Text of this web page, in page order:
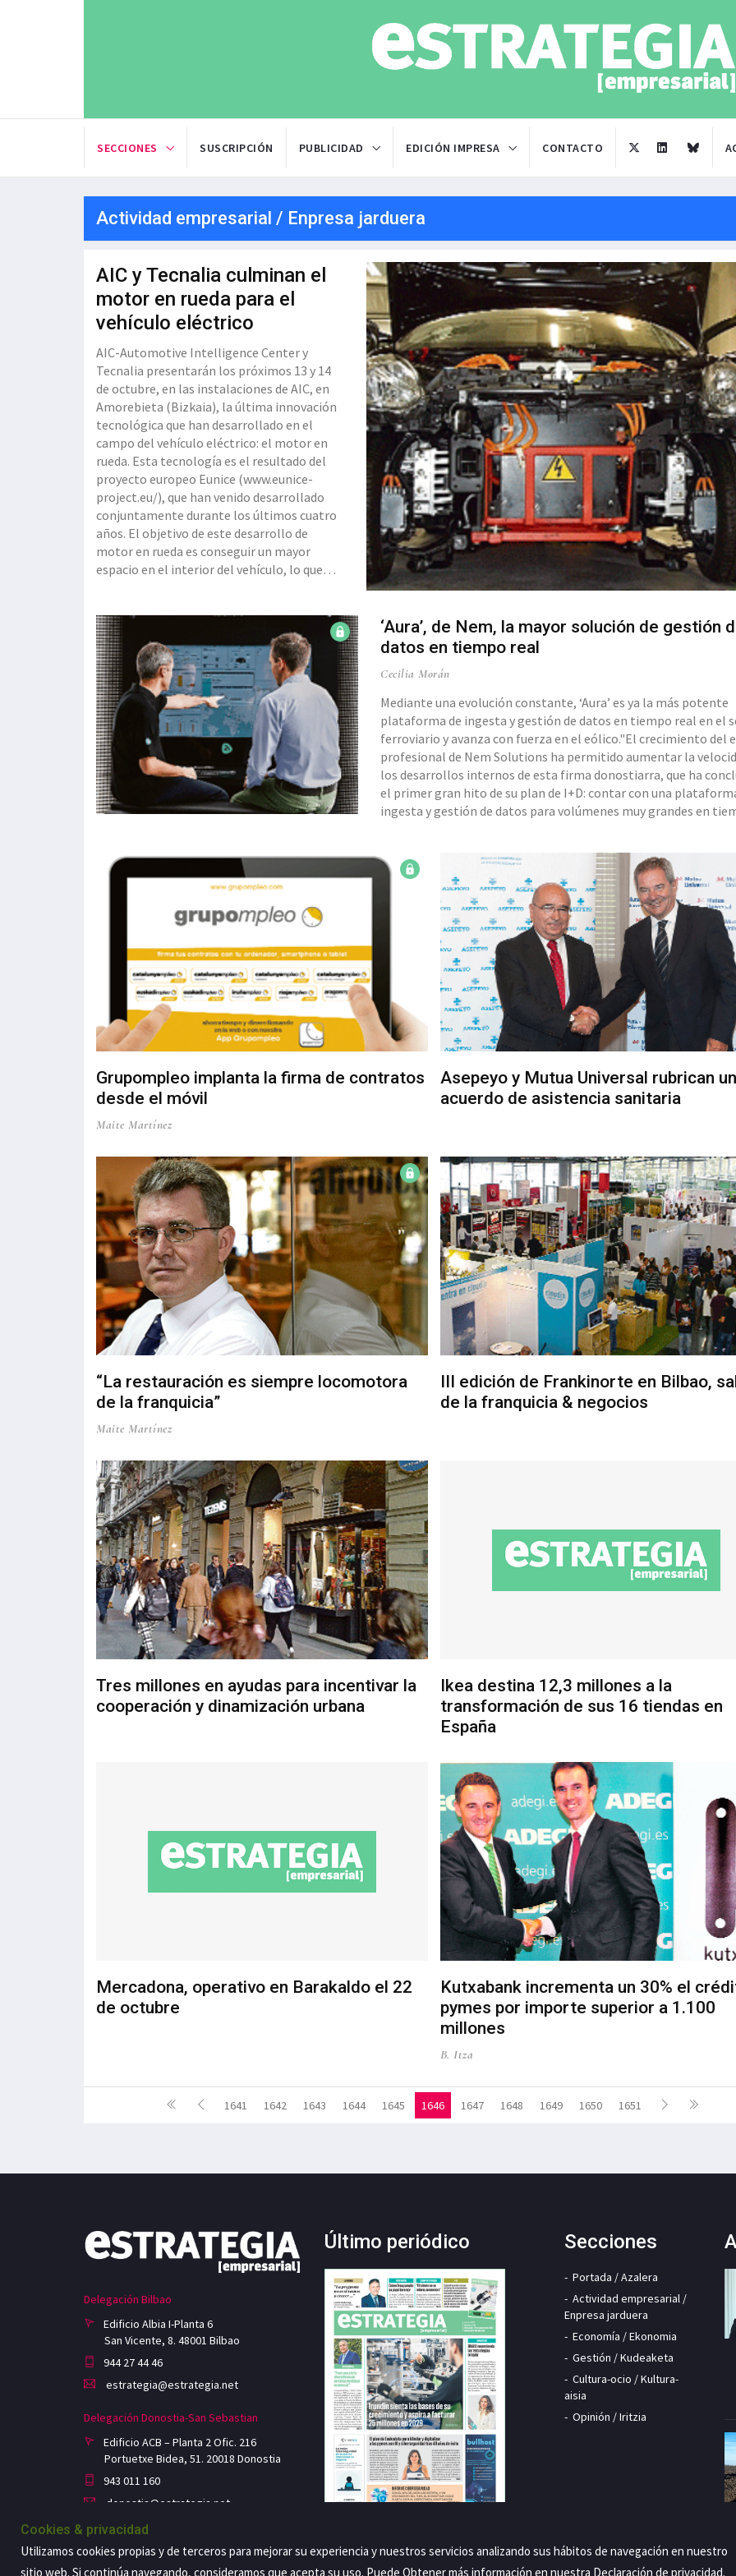
SECCIONES SUSCRIPCIÓN PUBLICIDAD EDICIÓN IMPRESA CONTACTO
Actividad empresarial / Enpresa jarduera
AIC y Tecnalia culminan el
motor en rueda para el
vehículo eléctrico
AIC-Automotive Intelligence Center y
Tecnalia presentarán los próximos 13 y 14
de octubre, en las instalaciones de AIC, en
Amorebieta (Bizkaia), la última innovación
tecnológica que han desarrollado en el
campo del vehículo eléctrico: el motor en
rueda. Esta tecnología es el resultado del
proyecto europeo Eunice (www.eunice-
project.eu/), que han venido desarrollado
conjuntamente durante los últimos cuatro
años. El objetivo de este desarrollo de
motor en rueda es conseguir un mayor
espacio en el interior del vehículo, lo que
tiempo que facilita la conducció
‘Aura’, de Nem, la mayor solución de gestión
datos en tiempo real
Cecilia Morán
Mediante una evolución constante, ‘Aura’ es ya la más potente
plataforma de ingesta y gestión de datos en tiempo real en el
ferroviario y avanza con fuerza en el eólico."El crecimiento del
profesional de Nem Solutions ha permitido aumentar la
los desarrollos internos de esta firma donostiarra, que ha
el primer gran hito de su plan de I+D: contar con una
ingesta y gestión de datos para volúmenes muy grandes en
contrastado también poder trabajar con
Grupompleo implanta la firma de contratos
desde el móvil
Maite Martínez
Asepeyo y Mutua Universal rubrican un
acuerdo de asistencia sanitaria
“La restauración es siempre locomotora
de la franquicia”
Maite Martínez
III edición de Frankinorte en Bilbao,
de la franquicia & negocios
Tres millones en ayudas para incentivar la
cooperación y dinamización urbana
Ikea destina 12,3 millones a la
transformación de sus 16 tiendas en
España
Mercadona, operativo en Barakaldo el 22
de octubre
Kutxabank incrementa un 30% el
pymes por importe superior a 1.100
millones
B. Itza
1641 1642 1643 1644 1645 1646 1647 1648 1649 1650 1651
Delegación Bilbao
Edificio Albia I-Planta 6
San Vicente, 8. 48001 Bilbao
944 27 44 46
estrategia@estrategia.net
Delegación Donostia-San Sebastian
Edificio ACB – Planta 2 Ofic. 216
Portuetxe Bidea, 51. 20018 Donostia
943 011 160
donostia@estrategia.net
Último periódico Secciones
Portada / Azalera
Actividad empresarial /
Enpresa jarduera
Economía / Ekonomia
Gestión / Kudeaketa
Cultura-ocio / Kultura-
aisia
Opinión / Iritzia
Cookies & privacidad
Utilizamos cookies propias y de terceros para mejorar su experiencia y nuestros servicios analizando sus hábitos de navegación en nuestro
sitio web. Si continúa navegando, consideramos que acepta su uso. Puede Obtener más información en nuestra Declaración de privacidad.